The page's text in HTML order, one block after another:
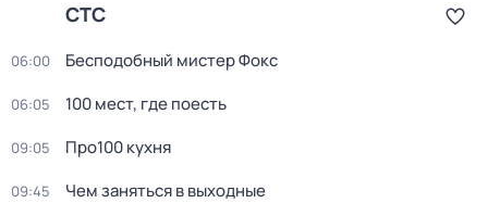
СТС
06:00 Бесподобный мистер Фокс
06:05 100 мест, где поесть
09:05 Про100 кухня
09:45 Чем заняться в выходные